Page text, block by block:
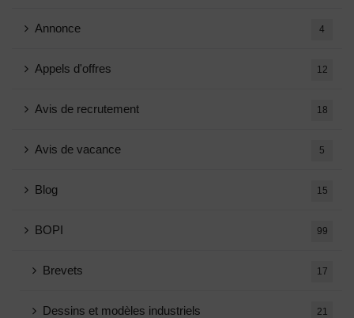
Annonce 4
Appels d'offres 12
Avis de recrutement 18
Avis de vacance 5
Blog 15
BOPI 99
Brevets 17
Dessins et modèles industriels 21